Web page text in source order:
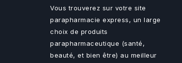
Vous trouverez sur votre site
parapharmacie express, un large
choix de produits
parapharmaceutique (santé,
beauté, et bien être) au meilleur